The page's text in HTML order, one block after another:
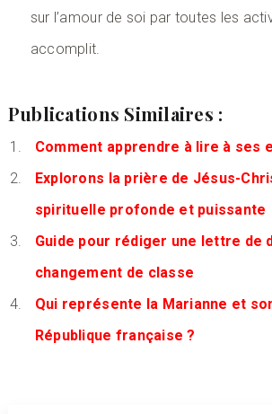
sur l’amour de soi par toutes les
accomplit.
Publications Similaires :
Comment apprendre à lire à ses
Explorons la prière de Jésus-
spirituelle profonde et puissante
Guide pour rédiger une lettre de
changement de classe
Qui représente la Marianne et
République française ?